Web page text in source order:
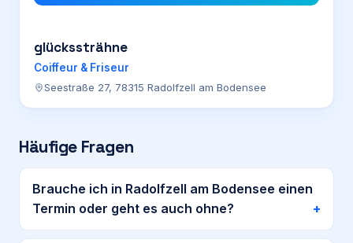
glückssträhne
Coiffeur & Friseur
Seestraße 27, 78315 Radolfzell am Bodensee
Häufige Fragen
Brauche ich in Radolfzell am Bodensee einen
Termin oder geht es auch ohne?